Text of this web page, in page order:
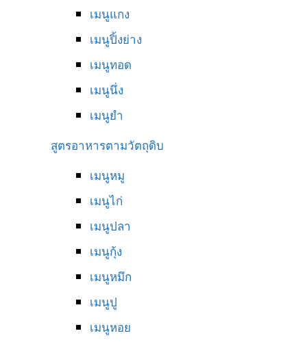
เมนูแกง
เมนูปิ้งย่าง
เมนูทอด
เมนูนึ่ง
เมนูยำ
สูตรอาหารตามวัตถุดิบ
เมนูหมู
เมนูไก่
เมนูปลา
เมนูกุ้ง
เมนูหมึก
เมนูปู
เมนูหอย